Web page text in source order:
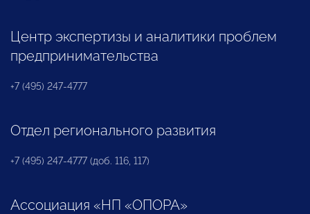
Центр экспертизы и аналитики проблем
предпринимательства
+7 (495) 247-4777
Отдел регионального развития
+7 (495) 247-4777 (доб. 116, 117)
Ассоциация «НП «ОПОРА»